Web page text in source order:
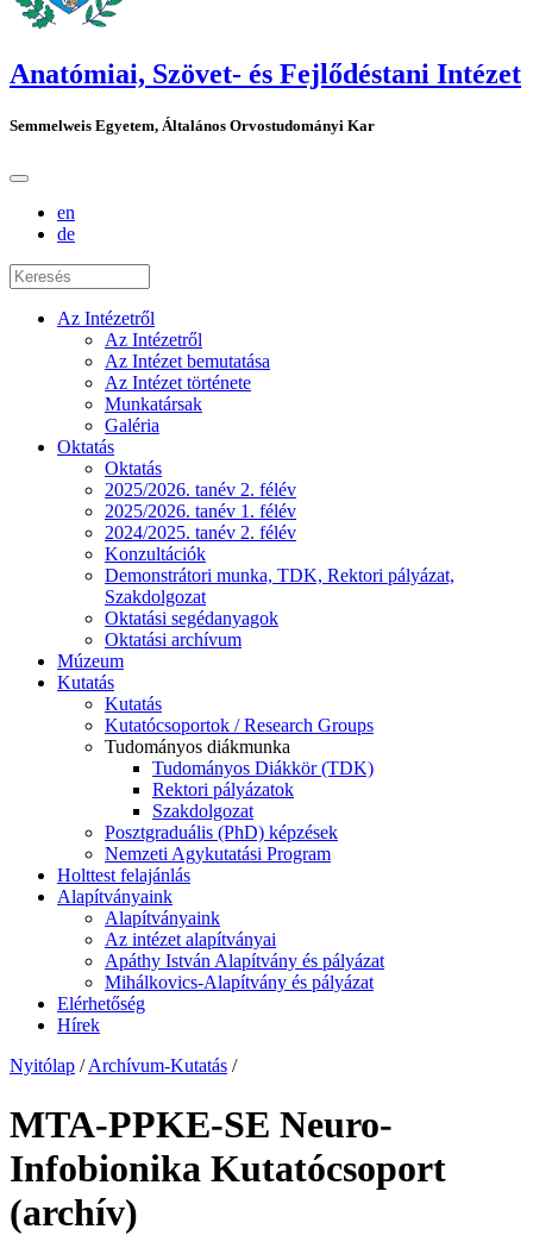
Anatómiai, Szövet- és Fejlődéstani Intézet
Semmelweis Egyetem, Általános Orvostudományi Kar
en
de
Az Intézetről
Az Intézetről
Az Intézet bemutatása
Az Intézet története
Munkatársak
Galéria
Oktatás
Oktatás
2025/2026. tanév 2. félév
2025/2026. tanév 1. félév
2024/2025. tanév 2. félév
Konzultációk
Demonstrátori munka, TDK, Rektori pályázat,
Szakdolgozat
Oktatási segédanyagok
Oktatási archívum
Múzeum
Kutatás
Kutatás
Kutatócsoportok / Research Groups
Tudományos diákmunka
Tudományos Diákkör (TDK)
Rektori pályázatok
Szakdolgozat
Posztgraduális (PhD) képzések
Nemzeti Agykutatási Program
Holttest felajánlás
Alapítványaink
Alapítványaink
Az intézet alapítványai
Apáthy István Alapítvány és pályázat
Mihálkovics-Alapítvány és pályázat
Elérhetőség
Hírek
Nyitólap / Archívum-Kutatás /
MTA-PPKE-SE Neuro-
Infobionika Kutatócsoport
(archív)